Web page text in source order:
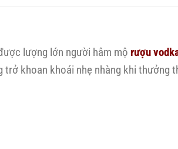
lượng lớn người hâm mộ rượu
khoan khoái nhẹ nhàng khi thưởng